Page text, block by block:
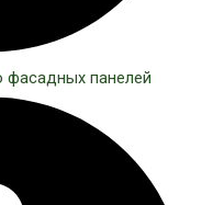
фасадных панелей